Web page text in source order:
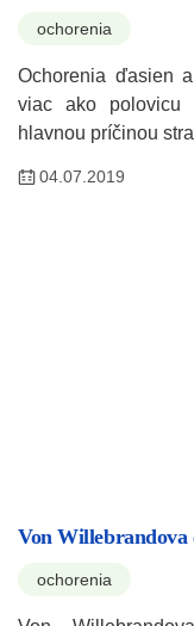
ochorenia
Ochorenia ďasien
viac ako polovicu
hlavnou príčinou
04.07.2019
Von Willebrandova
ochorenia